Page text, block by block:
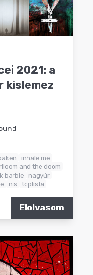
2021: a
kislemez
inhale me
and the doom
barbie
nagyúr
nís toplista
Elolvasom